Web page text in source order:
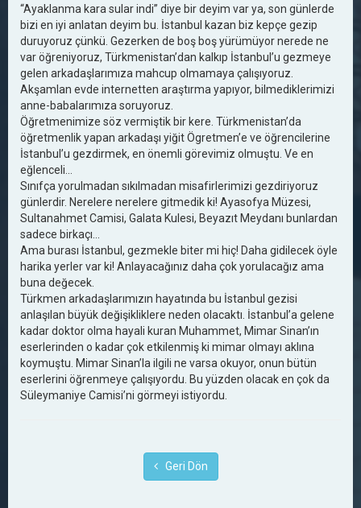
“Ayaklanma kara sular indi” diye bir deyim var ya, son günlerde
bizi en iyi anlatan deyim bu. İstanbul kazan biz kepçe gezip
duruyoruz çünkü. Gezerken de boş boş yürümüyor nerede ne
var öğreniyoruz, Türkmenistan’dan kalkıp İstanbul’u gezmeye
gelen arkadaşlarımıza mahcup olmamaya çalışıyoruz.
Akşamlan evde internetten araştırma yapıyor, bilmediklerimizi
anne-babalarımıza soruyoruz.
Öğretmenimize söz vermiştik bir kere. Türkmenistan’da
öğretmenlik yapan arkadaşı yiğit Ögretmen’e ve öğrencilerine
İstanbul’u gezdirmek, en önemli görevimiz olmuştu. Ve en
eğlenceli...
Sınıfça yorulmadan sıkılmadan misafirlerimizi gezdiriyoruz
günlerdir. Nerelere nerelere gitmedik ki! Ayasofya Müzesi,
Sultanahmet Camisi, Galata Kulesi, Beyazıt Meydanı bunlardan
sadece birkaçı...
Ama burası İstanbul, gezmekle biter mi hiç! Daha gidilecek öyle
harika yerler var ki! Anlayacağınız daha çok yorulacağız ama
buna değecek.
Türkmen arkadaşlarımızın hayatında bu İstanbul gezisi
anlaşılan büyük değişikliklere neden olacaktı. İstanbul’a gelene
kadar doktor olma hayali kuran Muhammet, Mimar Sinan’ın
eserlerinden o kadar çok etkilenmiş ki mimar olmayı aklına
koymuştu. Mimar Sinan’la ilgili ne varsa okuyor, onun bütün
eserlerini öğrenmeye çalışıyordu. Bu yüzden olacak en çok da
Süleymaniye Camisi’ni görmeyi istiyordu.
Geri Dön